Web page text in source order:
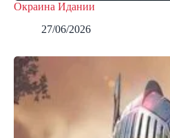
Окраина Идании
27/06/2026